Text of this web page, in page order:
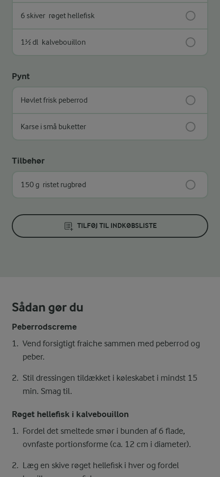
6 skiver røget hellefisk
1½ dl kalvebouillon
Pynt
Høvlet frisk peberrod
Karse i små buketter
Tilbehør
150 g ristet rugbrød
TILFØJ TIL INDKØBSLISTE
Sådan gør du
Peberrodscreme
Vend forsigtigt fraiche sammen med peberrod og
peber.
Stil dressingen tildækket i køleskabet i mindst 15
min. Smag til.
Røget hellefisk i kalvebouillon
Fordel det smeltede smør i bunden af 6 flade,
ovnfaste portionsforme (ca. 12 cm i diameter).
Læg en skive røget hellefisk i hver og fordel